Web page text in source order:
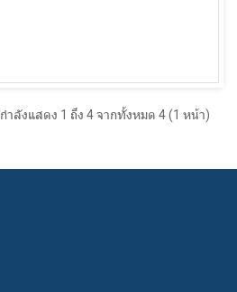
กำลังแสดง 1 ถึง 4 จากทั้งหมด 4 (1 หน้า)